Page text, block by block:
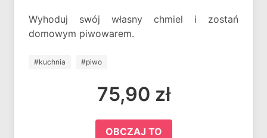
Wyhoduj swój własny chmiel i zostań
domowym piwowarem.
#kuchnia #piwo
75,90 zł
OBCZAJ TO